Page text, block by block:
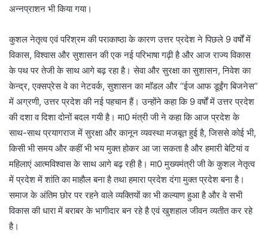
अन्नप्राशन भी किया गया।
कुशल नेतृत्व एवं परिश्रम की पराकाष्ठा के कारण उत्तर प्रदेश ने पिछले 9 वर्षों में
विकास, विश्वास और सुशासन की एक नई परिभाषा गढ़ी है और आज राज्य विकास
के पथ पर तेजी के साथ आगे बढ़ रहा है। सेवा और सुरक्षा का सुशासन, निवेश का
केन्द्र, एक्सप्रेस वे का नेटवर्क, सुशासन का माॅडल और ‘‘ईज आफ डूईंग बिजनेस’’
में अग्रणी, उत्तर प्रदेश की नई पहचान हैं। उन्होंने कहा कि 9 वर्षों में उत्तर प्रदेश
की दशा व दिशा दोनों बदल गयी है। मा0 मंत्री जी ने कहा कि आज प्रदेश के
साथ-साथ प्रयागराज में सुरक्षा और कानून व्यवस्था मजबूत हुई है, जिससे कोई भी,
किसी भी समय और कहीं भी भय मुक्त होकर आ जा सकता है और हमारी बेटियां व
महिलाएं आत्मविश्वास के साथ आगे बढ़ रही है। मा0 मुख्यमंत्री जी के कुशल नेतृत्व
में प्रदेश में शांति का माहौल बना है तथा हमारा प्रदेश दंगा मुक्त प्रदेश बना है।
समाज के अंतिम छोर पर रहने वाले व्यक्तियों का भी कल्याण हुआ है और वे सभी
विकास की धारा में बराबर के भागीदार बन रहे है एवं खुशहाल जीवन व्यतीत कर रहे
है।